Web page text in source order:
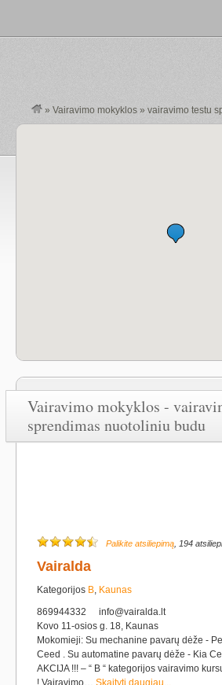
» Vairavimo mokyklos » vairavimo testu
Vairavimo mokyklos -
sprendimas nuotoliniu budu
Palikite atsiliepimą , 194
Vairalda
Kategorijos B, Kaunas
869944332
info@vairalda.lt
Kovo 11-osios g. 18, Kaunas
Mokomieji: Su mechanine pavarų dėže -
Ceed . Su automatine pavarų dėže - Kia
AKCIJA !!! – “ B “ kategorijos vairavimo
! Vairavimo… Skaityti daugiau...